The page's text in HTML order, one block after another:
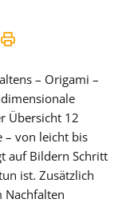
– Origami –
Übersicht 12
– von leicht bis
auf Bildern Schritt
ist. Zusätzlich
Nachfalten